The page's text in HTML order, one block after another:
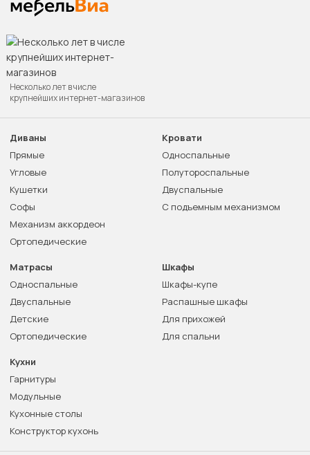
Несколько лет в числе
крупнейших интернет-магазинов
Диваны
Прямые
Угловые
Кушетки
Софы
Механизм аккордеон
Ортопедические
Кровати
Односпальные
Полутороспальные
Двуспальные
С подъемным механизмом
Матрасы
Односпальные
Двуспальные
Детские
Ортопедические
Шкафы
Шкафы-купе
Распашные шкафы
Для прихожей
Для спальни
Кухни
Гарнитуры
Модульные
Кухонные столы
Конструктор кухонь